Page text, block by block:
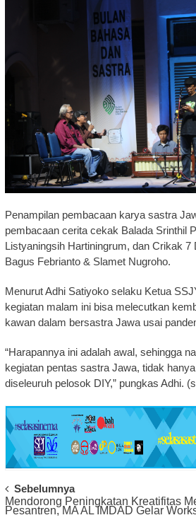
Penampilan pembacaan karya sastra
pembacaan cerita cekak Balada Srinthil
Listyaningsih Hartiningrum, dan Crikak 7
Bagus Febrianto & Slamet Nugroho.
Menurut Adhi Satiyoko selaku Ketua
kegiatan malam ini bisa melecutkan
kawan dalam bersastra Jawa usai
“Harapannya ini adalah awal, sehingga
kegiatan pentas sastra Jawa, tidak
diseleuruh pelosok DIY,” pungkas Adhi.
Post
Navigation
Sebelumnya
Mendorong Peningkatan Kreatifitas
Pesantren, MA AL IMDAD Gelar